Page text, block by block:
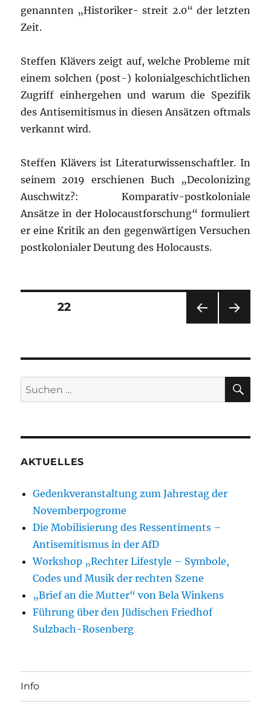
genannten „Historiker- streit 2.0“ der letzten
Zeit.
Steffen Klävers zeigt auf, welche Probleme mit
einem solchen (post-) kolonialgeschichtlichen
Zugriff einhergehen und warum die Spezifik
des Antisemitismus in diesen Ansätzen oftmals
verkannt wird.
Steffen Klävers ist Literaturwissenschaftler. In
seinem 2019 erschienen Buch „Decolonizing
Auschwitz?: Komparativ-postkoloniale
Ansätze in der Holocaustforschung“ formuliert
er eine Kritik an den gegenwärtigen Versuchen
postkolonialer Deutung des Holocausts.
Seitennummerierung
Beiträge
SEIT
E
SEITE22
E
Suchen
nach:
AKTUELLES
Gedenkveranstaltung zum Jahrestag der
Novemberpogrome
Die Mobilisierung des Ressentiments –
Antisemitismus in der AfD
Workshop „Rechter Lifestyle – Symbole,
Codes und Musik der rechten Szene
„Brief an die Mutter“ von Bela Winkens
Führung über den Jüdischen Friedhof
Sulzbach-Rosenberg
Info